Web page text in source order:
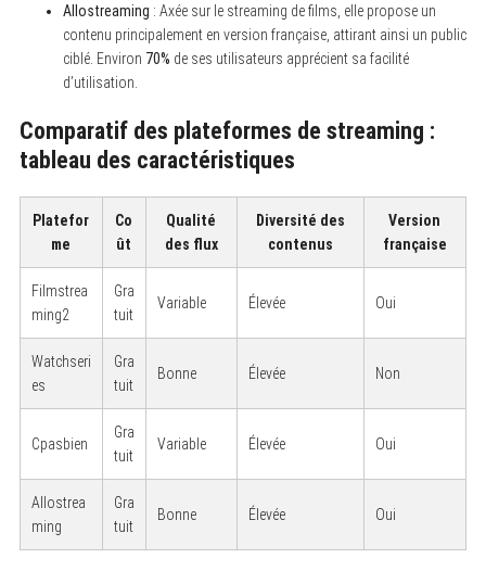
Allostreaming : Axée sur le streaming de films, elle propose un
contenu principalement en version française, attirant ainsi un public
ciblé. Environ 70% de ses utilisateurs apprécient sa facilité
d’utilisation.
Comparatif des plateformes de streaming :
tableau des caractéristiques
Platefor
me
Co
ût
Qualité
des flux
Diversité des
contenus
Version
française
Filmstrea
ming2
Gra
tuit
Variable Élevée Oui
Watchseri
es
Gra
tuit
Bonne Élevée Non
Cpasbien
Gra
tuit
Variable Élevée Oui
Allostrea
ming
Gra
tuit
Bonne Élevée Oui